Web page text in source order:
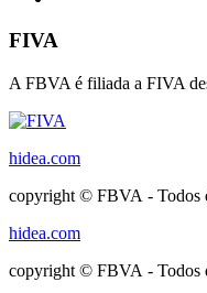
FIVA
A FBVA é filiada a FIVA
hidea.com
copyright © FBVA - Todos
hidea.com
copyright © FBVA - Todos